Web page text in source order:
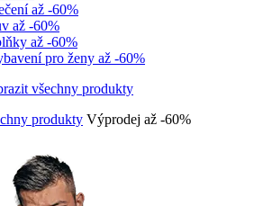
až -60%
až -60%
až -60%
pro ženy až -60%
produkty Výprodej až -60%